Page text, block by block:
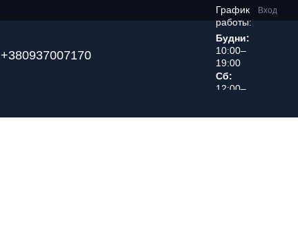
Вход
+380937007170
График
работы:
Будни:
10:00–
19:00
Сб:
12:00–